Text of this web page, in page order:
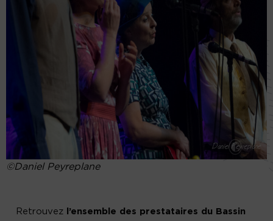
©Daniel Peyreplane
Retrouvez l’ensemble des prestataires du Bassin